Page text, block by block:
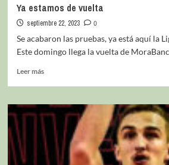
Ya estamos de vuelta
septiembre 22, 2023
0
Se acabaron las pruebas, ya está aquí la
Este domingo llega la vuelta de
Leer más